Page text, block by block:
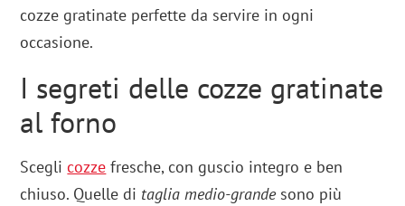
cozze gratinate perfette da servire in ogni
occasione.
I segreti delle cozze gratinate
al forno
Sceglicozze fresche, con guscio integro e ben
chiuso. Quelle di taglia medio-grandesono più